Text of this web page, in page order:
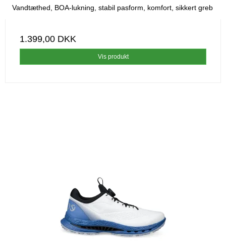
Vandtæthed, BOA-lukning, stabil pasform, komfort, sikkert greb
1.399,00 DKK
Vis produkt